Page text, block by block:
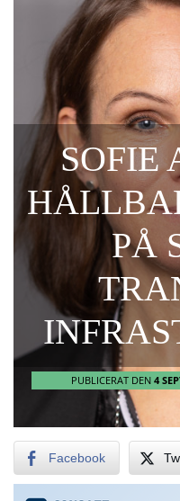
SOFIE
PÅ
PUBLICERAT DEN 4
Facebook